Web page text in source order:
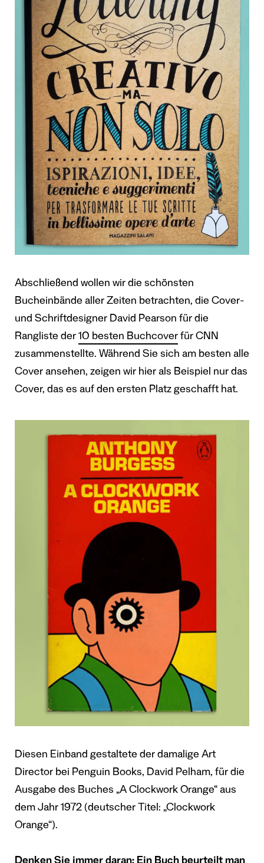
Abschließend wollen wir die schönsten
Bucheinbände aller Zeiten betrachten, die Cover-
und Schriftdesigner David Pearson für die
Rangliste der 10 besten Buchcover für CNN
zusammenstellte. Während Sie sich am besten alle
Cover ansehen, zeigen wir hier als Beispiel nur das
Cover, das es auf den ersten Platz geschafft hat.
Diesen Einband gestaltete der damalige Art
Director bei Penguin Books, David Pelham, für die
Ausgabe des Buches „A Clockwork Orange“ aus
dem Jahr 1972 (deutscher Titel: „Clockwork
Orange“).